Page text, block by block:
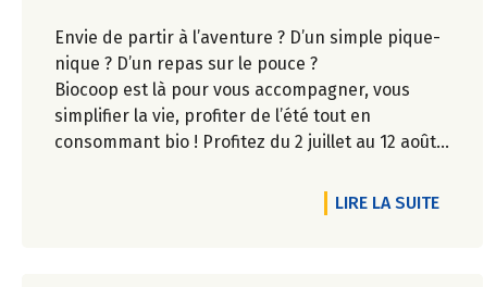
ENGAGÉS POUR LA BIODIVERSITÉ
Envie de partir à l’aventure ? D’un simple pique-
nique ? D’un repas sur le pouce ?
Biocoop est là pour vous accompagner, vous
simplifier la vie, profiter de l’été tout en
consommant bio ! Profitez du 2 juillet au 12 août
LIRE LA SUITEDE